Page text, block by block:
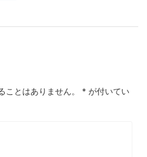
ことはありません。 * が付いてい